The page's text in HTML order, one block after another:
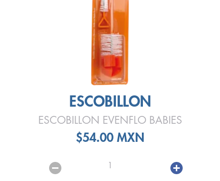
ESCOBILLON
ESCOBILLON EVENFLO BABIES
$54.00 MXN
1